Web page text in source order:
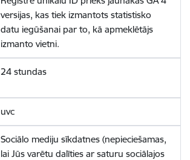
versijas, kas tiek izmantots statistisko
datu iegūšanai par to, kā apmeklētājs
izmanto vietni.
24 stundas
uvc
Sociālo mediju sīkdatnes (nepieciešamas,
lai Jūs varētu dalīties ar saturu sociālajos